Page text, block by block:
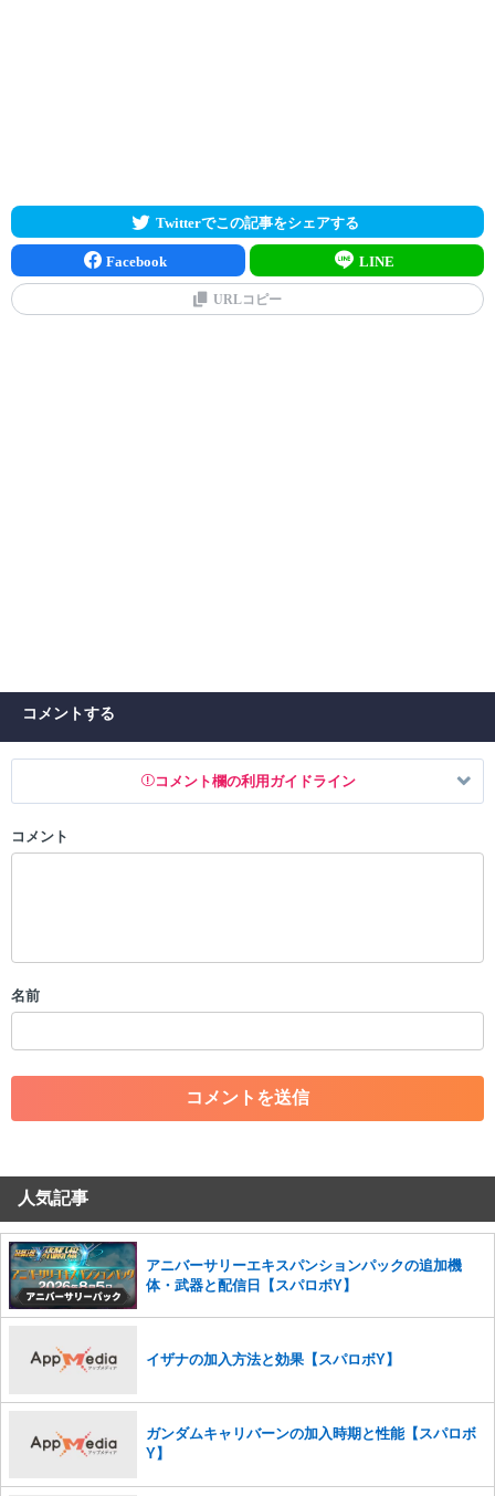
Twitterでこの記事をシェアする
Facebook LINE
URLコピー
コメントする
コメント欄の利用ガイドライン
以下の書き込みを禁止とし、場合によってはコメント削除や書き込み制
・一度削除された投稿を再び投稿すること
・アカウントの売買など金銭が絡む内容の投稿
・各ゲームのネタバレを含む内容の投稿
・その他、管理者が不適切と判断した投稿
コメントの削除を申請する
せていただきます。ご了承ください。
※一度削除したコメントは復元ができませんのでご注意くだ
さい。
また、過度な利用規約の違反や、弊社に損害の及ぶ内容の書き込みがあ
かじめご理解くださいませ。
コメント
名前
人気記事
アニバーサリーエキスパンションパックの追加機
体・武器と配信日【スパロボY】
イザナの加入方法と効果【スパロボY】
ガンダムキャリバーンの加入時期と性能【スパロボ
Y】